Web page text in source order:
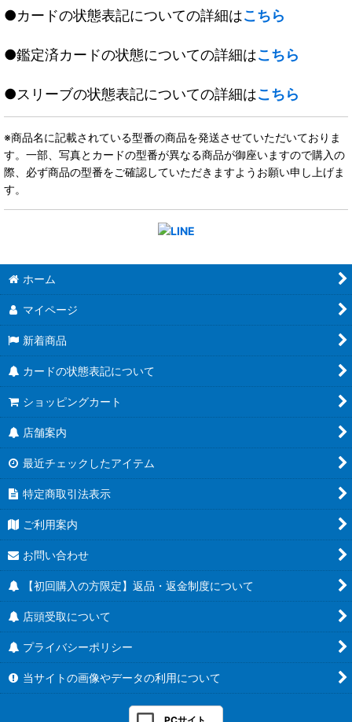
●カードの状態表記についての詳細はこちら
●鑑定済カードの状態についての詳細はこちら
●スリーブの状態表記についての詳細はこちら
※商品名に記載されている型番の商品を発送させていただいておりま
す。一部、写真とカードの型番が異なる商品が御座いますので購入の
際、必ず商品の型番をご確認していただきますようお願い申し上げま
す。
ホーム
マイページ
新着商品
カードの状態表記について
ショッピングカート
店舗案内
最近チェックしたアイテム
特定商取引法表示
ご利用案内
お問い合わせ
【初回購入の方限定】返品・返金制度について
店頭受取について
プライバシーポリシー
当サイトの画像やデータの利用について